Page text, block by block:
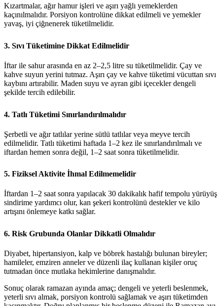
Kızartmalar, ağır hamur işleri ve aşırı yağlı yemeklerden
kaçınılmalıdır. Porsiyon kontrolüne dikkat edilmeli ve yemekler
yavaş, iyi çiğnenerek tüketilmelidir.
3. Sıvı Tüketimine Dikkat Edilmelidir
İftar ile sahur arasında en az 2–2,5 litre su tüketilmelidir. Çay ve
kahve suyun yerini tutmaz. Aşırı çay ve kahve tüketimi vücuttan sıvı
kaybını artırabilir. Maden suyu ve ayran gibi içecekler dengeli
şekilde tercih edilebilir.
4. Tatlı Tüketimi Sınırlandırılmalıdır
Şerbetli ve ağır tatlılar yerine sütlü tatlılar veya meyve tercih
edilmelidir. Tatlı tüketimi haftada 1–2 kez ile sınırlandırılmalı ve
iftardan hemen sonra değil, 1–2 saat sonra tüketilmelidir.
5. Fiziksel Aktivite İhmal Edilmemelidir
İftardan 1–2 saat sonra yapılacak 30 dakikalık hafif tempolu yürüyüş
sindirime yardımcı olur, kan şekeri kontrolünü destekler ve kilo
artışını önlemeye katkı sağlar.
6. Risk Grubunda Olanlar Dikkatli Olmalıdır
Diyabet, hipertansiyon, kalp ve böbrek hastalığı bulunan bireyler;
hamileler, emziren anneler ve düzenli ilaç kullanan kişiler oruç
tutmadan önce mutlaka hekimlerine danışmalıdır.
Sonuç olarak ramazan ayında amaç; dengeli ve yeterli beslenmek,
yeterli sıvı almak, porsiyon kontrolü sağlamak ve aşırı tüketimden